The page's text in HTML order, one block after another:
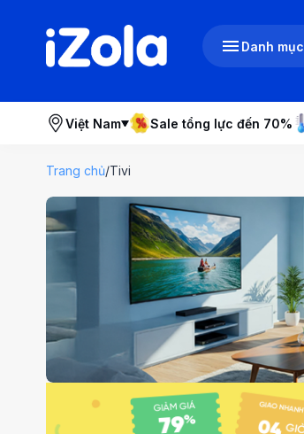
Danh mục
Việt Nam Sale tổng lực đến 70%
Trang chủ/Tivi